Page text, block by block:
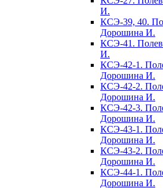
И.
КСЭ-39, 40.
Дорошина И.
КСЭ-41.
И.
КСЭ-42-1.
Дорошина И.
КСЭ-42-2.
Дорошина И.
КСЭ-42-3.
Дорошина И.
КСЭ-43-1.
Дорошина И.
КСЭ-43-2.
Дорошина И.
КСЭ-44-1.
Дорошина И.